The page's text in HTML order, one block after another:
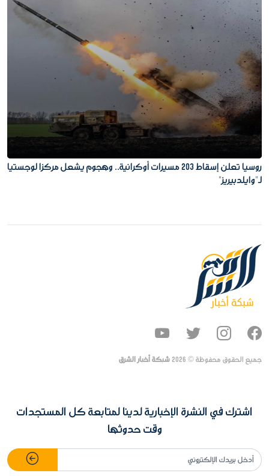
روسيا تعلن إسقاط 203 مسيرات أوكرانية.. وهجوم يشعل مركزا لوجستيا
لـ"وايلدبيريز"
جميع الحقوق محفوظة © 2026شبكة أخبار الشرق
اشترك في النشرة الإخبارية لدينا لمتابعة كل المستجدات
وقت حدوثها